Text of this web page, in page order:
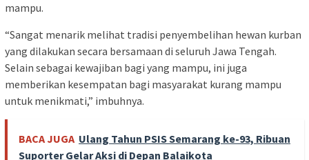
mampu.
“Sangat menarik melihat tradisi penyembelihan hewan kurban
yang dilakukan secara bersamaan di seluruh Jawa Tengah.
Selain sebagai kewajiban bagi yang mampu, ini juga
memberikan kesempatan bagi masyarakat kurang mampu
untuk menikmati,” imbuhnya.
BACA JUGA Ulang Tahun PSIS Semarang ke-93, Ribuan
Suporter Gelar Aksi di Depan Balaikota